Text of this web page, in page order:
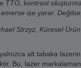
TTO, kontrast
emerse işe yarar.
Strzyz, Küresel
alt tabaka
Bu, lazer